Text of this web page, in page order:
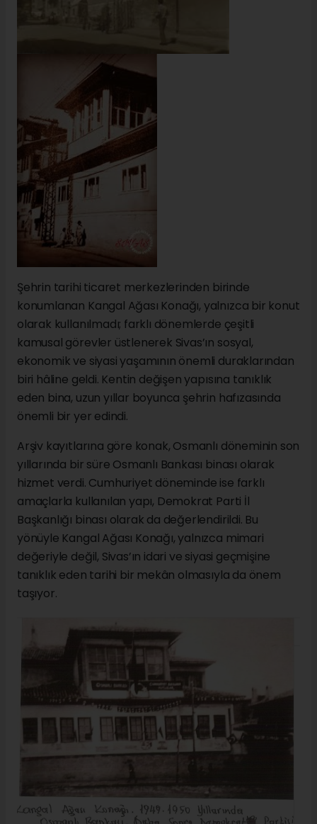
Şehrin tarihi ticaret merkezlerinden birinde
konumlanan Kangal Ağası Konağı, yalnızca bir konut
olarak kullanılmadı; farklı dönemlerde çeşitli
kamusal görevler üstlenerek Sivas’ın sosyal,
ekonomik ve siyasi yaşamının önemli duraklarından
biri hâline geldi. Kentin değişen yapısına tanıklık
eden bina, uzun yıllar boyunca şehrin hafızasında
önemli bir yer edindi.
Arşiv kayıtlarına göre konak, Osmanlı döneminin son
yıllarında bir süre Osmanlı Bankası binası olarak
hizmet verdi. Cumhuriyet döneminde ise farklı
amaçlarla kullanılan yapı, Demokrat Parti İl
Başkanlığı binası olarak da değerlendirildi. Bu
yönüyle Kangal Ağası Konağı, yalnızca mimari
değeriyle değil, Sivas’ın idari ve siyasi geçmişine
tanıklık eden tarihi bir mekân olmasıyla da önem
taşıyor.